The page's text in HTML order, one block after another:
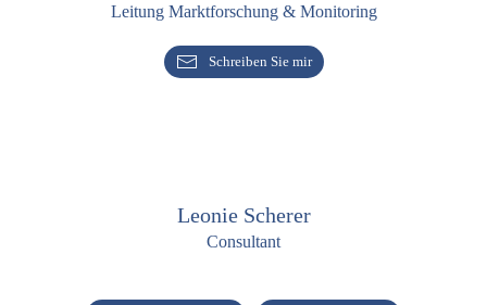
Leitung Marktforschung & Monitoring
Schreiben Sie mir
Leonie Scherer
Consultant